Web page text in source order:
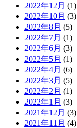
2022年12月 (1)
2022年10月 (3)
2022年8月 (5)
2022年7月 (1)
2022年6月 (3)
2022年5月 (1)
2022年4月 (6)
2022年3月 (5)
2022年2月 (1)
2022年1月 (3)
2021年12月 (3)
2021年11月 (4)